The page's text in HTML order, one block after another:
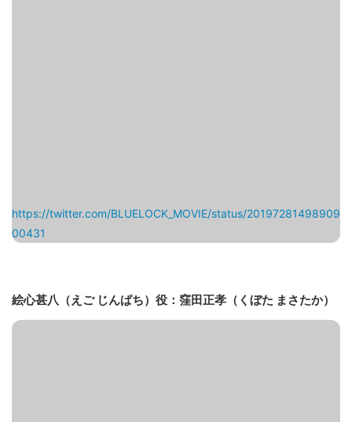
https://twitter.com/BLUELOCK_MOVIE/status/20197281498909
00431
絵心甚八（えご じんぱち）役：窪田正孝（くぼた まさたか）